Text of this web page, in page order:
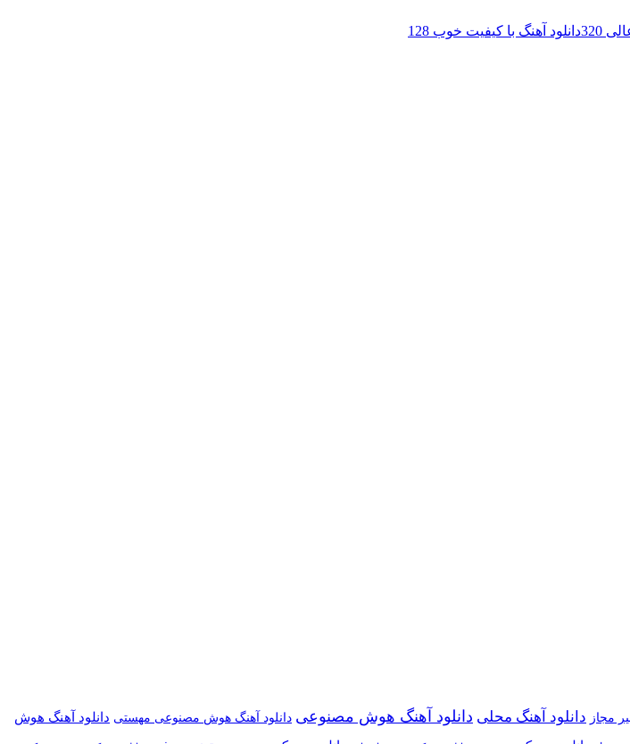
320 دانلود آهنگ با کیفیت خوب 128
مجاز دانلود آهنگ محلی دانلود آهنگ هوش مصنوعی دانلود آهنگ هوش مصنوعی مهستی دانلود آهنگ هوش